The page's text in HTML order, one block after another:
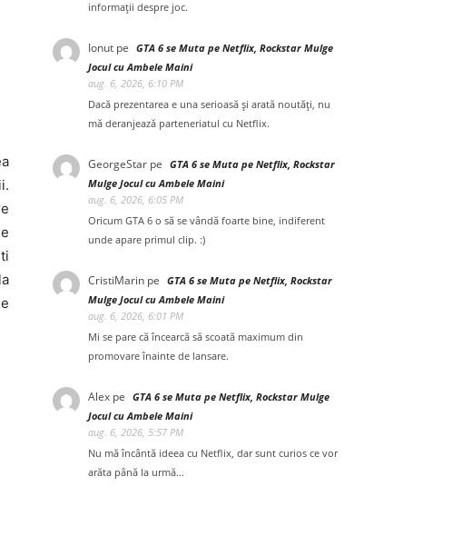
informații despre joc.
Ionut pe GTA 6 se Muta pe Netflix, Rockstar Mulge
Jocul cu Ambele Maini
aug. 6, 2026, 6:10 PM
Dacă prezentarea e una serioasă și arată noutăți, nu
mă deranjează parteneriatul cu Netflix.
GeorgeStar pe GTA 6 se Muta pe Netflix, Rockstar
Mulge Jocul cu Ambele Maini
aug. 6, 2026, 6:05 PM
Oricum GTA 6 o să se vândă foarte bine, indiferent
unde apare primul clip. :)
CristiMarin pe GTA 6 se Muta pe Netflix, Rockstar
Mulge Jocul cu Ambele Maini
aug. 6, 2026, 6:01 PM
Mi se pare că încearcă să scoată maximum din
promovare înainte de lansare.
Alex pe GTA 6 se Muta pe Netflix, Rockstar Mulge
Jocul cu Ambele Maini
aug. 6, 2026, 5:57 PM
Nu mă încântă ideea cu Netflix, dar sunt curios ce vor
arăta până la urmă...